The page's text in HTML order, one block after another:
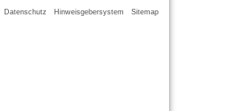
Datenschutz Hinweisgebersystem Sitemap